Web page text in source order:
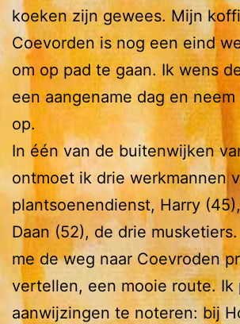
koeken zijn gewees. Mijn
Coevorden is nog een eind
om op pad te gaan. Ik wens
een aangename dag en
op.
In één van de buitenwijken
ontmoet ik drie werkmannen
plantsoenendienst, Harry
Daan (52), de drie
me de weg naar Coevroden
vertellen, een mooie route. Ik
aanwijzingen te noteren: bij